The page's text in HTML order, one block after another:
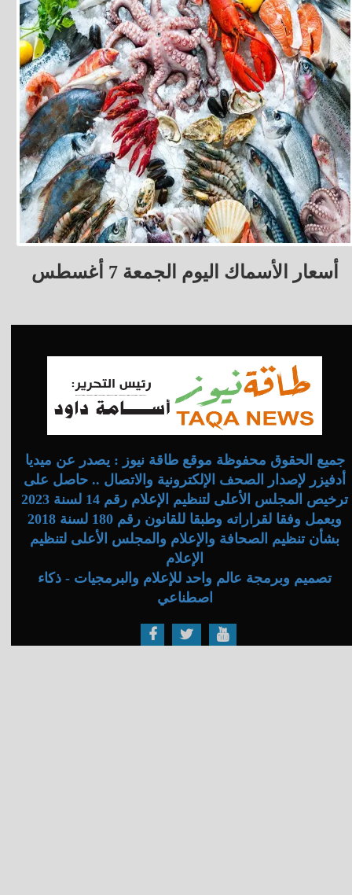
أسعار الأسماك اليوم الجمعة 7 أغسطس
جميع الحقوق محفوظة موقع طاقة نيوز : يصدر عن ميديا
أدفيزر لإصدار الصحف الإلكترونية والاتصال .. حاصل على
ترخيص المجلس الأعلى لتنظيم الإعلام رقم 14 لسنة 2023
ويعمل وفقا لقراراته وطبقا للقانون رقم 180 لسنة 2018
بشأن تنظيم الصحافة والإعلام والمجلس الأعلى لتنظيم
الإعلام
تصميم وبرمجة عالم واحد للإعلام والبرمجيات - ذكاء
اصطناعي